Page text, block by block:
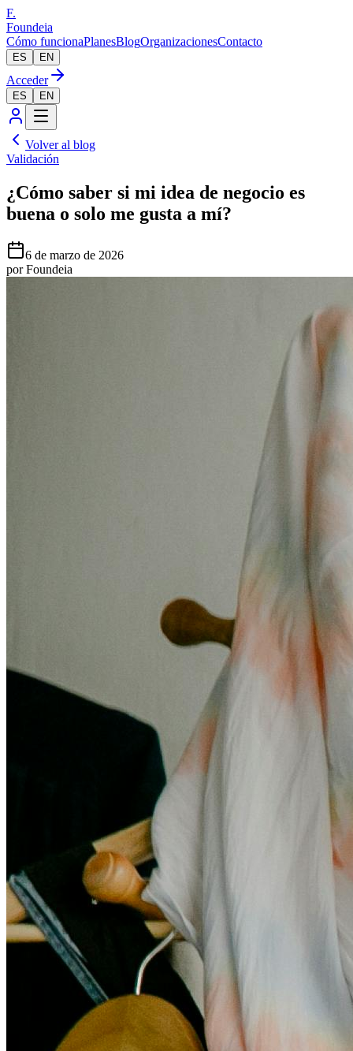
F.
Foundeia
Cómo funcionaPlanesBlogOrganizacionesContacto
ES EN
Acceder
ES EN
Volver al blog
Validación
¿Cómo saber si mi idea de negocio es
buena o solo me gusta a mí?
6 de marzo de 2026
por Foundeia